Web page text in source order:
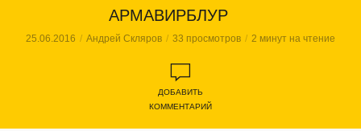
АРМАВИРБЛУР
25.06.2016 Андрей Скляров 33 просмотров 2 минут на чтение
ДОБАВИТЬ
КОММЕНТАРИЙ